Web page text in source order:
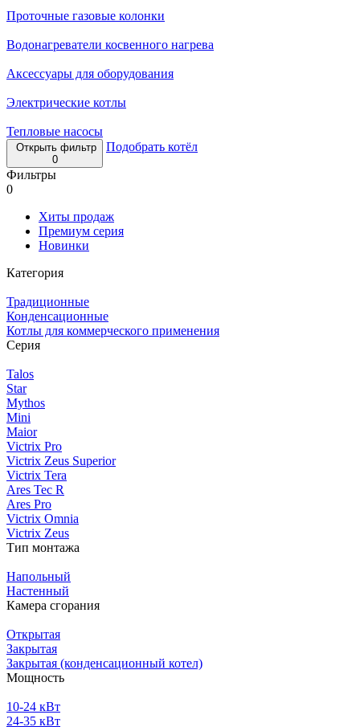
Проточные газовые колонки
Водонагреватели косвенного нагрева
Аксессуары для оборудования
Электрические котлы
Тепловые насосы
Открыть фильтр
0
Подобрать котёл
Фильтры
0
Хиты продаж
Премиум серия
Новинки
Категория
Традиционные
Конденсационные
Котлы для коммерческого применения
Серия
Talos
Star
Mythos
Mini
Maior
Victrix Pro
Victrix Zeus Superior
Victrix Tera
Ares Tec R
Ares Pro
Victrix Omnia
Victrix Zeus
Тип монтажа
Напольный
Настенный
Камера сгорания
Открытая
Закрытая
Закрытая (конденсационный котел)
Мощность
10-24 кВт
24-35 кВт